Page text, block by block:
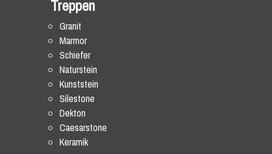
Treppen
Granit
Marmor
Schiefer
Naturstein
Kunststein
Silestone
Dekton
Caesarstone
Keramik